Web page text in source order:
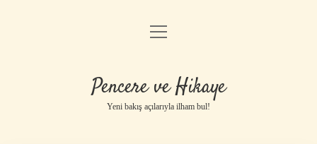
Anasayfa
Yasal Uyarı
menüyü
Pencere ve Hikaye
Yeni bakış açılarıyla ilham bul!